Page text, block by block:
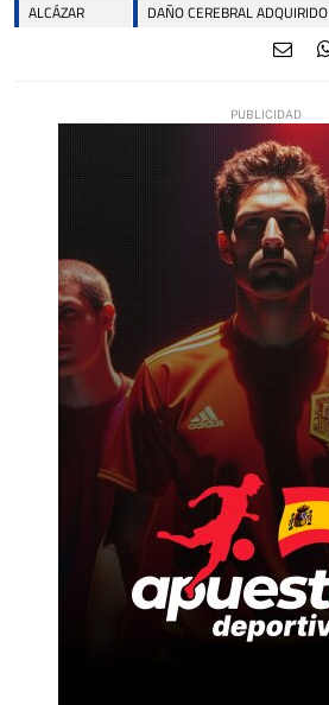
ALCÁZAR DAÑO CEREBRAL ADQUIRIDO